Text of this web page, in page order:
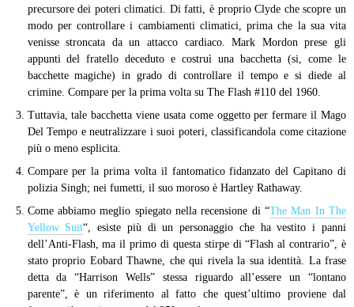
precursore dei poteri climatici. Di fatti, è proprio Clyde che scopre un
modo per controllare i cambiamenti climatici, prima che la sua vita
venisse stroncata da un attacco cardiaco. Mark Mordon prese gli
appunti del fratello deceduto e costruì una bacchetta (si, come le
bacchette magiche) in grado di controllare il tempo e si diede al
crimine. Compare per la prima volta su The Flash #110 del 1960.
Tuttavia, tale bacchetta viene usata come oggetto per fermare il Mago
Del Tempo e neutralizzare i suoi poteri, classificandola come citazione
più o meno esplicita.
Compare per la prima volta il fantomatico fidanzato del Capitano di
polizia Singh; nei fumetti, il suo moroso è Hartley Rathaway.
Come abbiamo meglio spiegato nella recensione di “The Man In The
Yellow Suit“, esiste più di un personaggio che ha vestito i panni
dell’Anti-Flash, ma il primo di questa stirpe di “Flash al contrario”, è
stato proprio Eobard Thawne, che qui rivela la sua identità. La frase
detta da “Harrison Wells” stessa riguardo all’essere un “lontano
parente”, è un riferimento al fatto che quest’ultimo proviene dal